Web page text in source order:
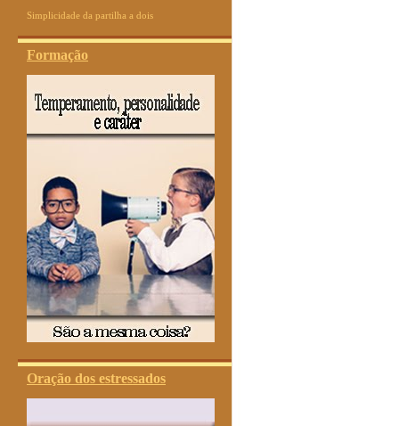
Simplicidade da partilha a dois
Formação
Oração dos estressados